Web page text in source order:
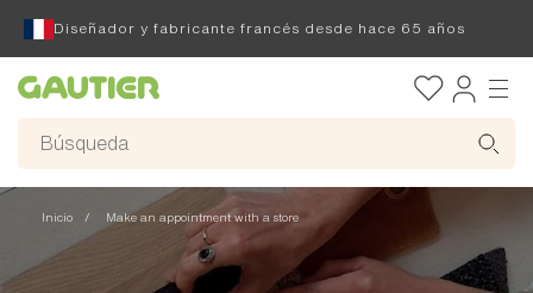
Diseñador y fabricante francés desde hace 65 años
Gautier
Inicio Make an appointment with a store